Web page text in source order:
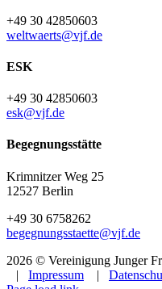
+49 30 42850603
weltwaerts@vjf.de
ESK
+49 30 42850603
esk@vjf.de
Begegnungsstätte
Krimnitzer Weg 25
12527 Berlin
+49 30 6758262
begegnungsstaette@vjf.de
2026 © Vereinigung Junger
| Impressum |